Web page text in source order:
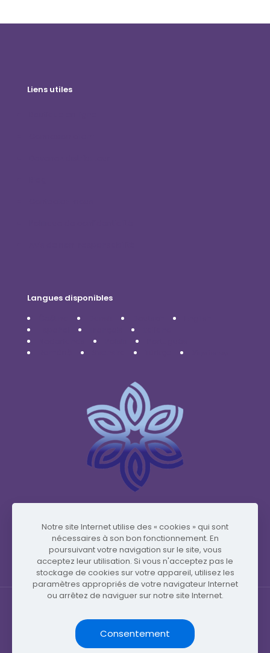
Liens utiles
Langues disponibles
© Copyright 2026 by Vidafy.blog
Notre site Internet utilise des « cookies » qui sont
nécessaires à son bon fonctionnement. En
poursuivant votre navigation sur le site, vous
acceptez leur utilisation. Si vous n'acceptez pas le
stockage de cookies sur votre appareil, utilisez les
paramètres appropriés de votre navigateur Internet
ou arrêtez de naviguer sur notre site Internet.
Consentement